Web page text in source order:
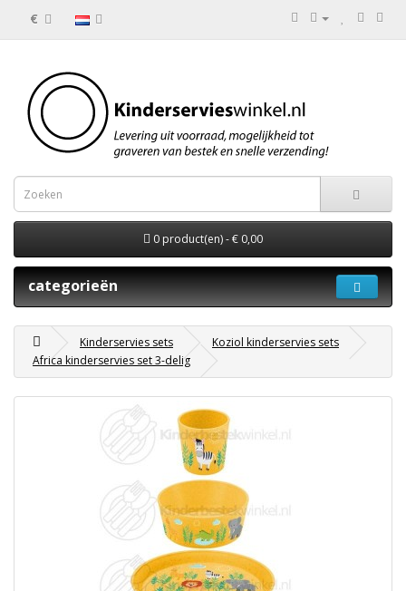
€
0 product(en) - € 0,00
categorieën
Kinderservies sets
Koziol kinderservies sets
Africa kinderservies set 3-delig